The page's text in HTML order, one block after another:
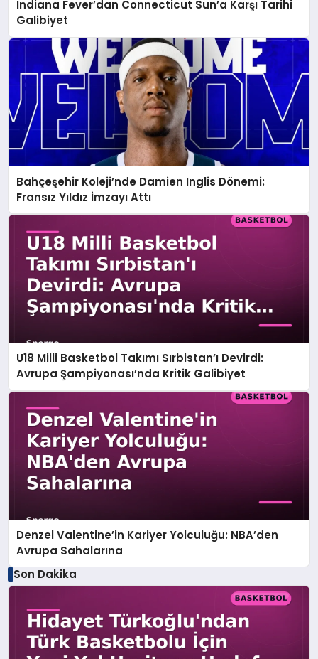
Indiana Fever’dan Connecticut Sun’a Karşı Tarihi
Galibiyet
Bahçeşehir Koleji’nde Damien Inglis Dönemi:
Fransız Yıldız İmzayı Attı
U18 Milli Basketbol Takımı Sırbistan’ı Devirdi:
Avrupa Şampiyonası’nda Kritik Galibiyet
Denzel Valentine’in Kariyer Yolculuğu: NBA’den
Avrupa Sahalarına
Son Dakika